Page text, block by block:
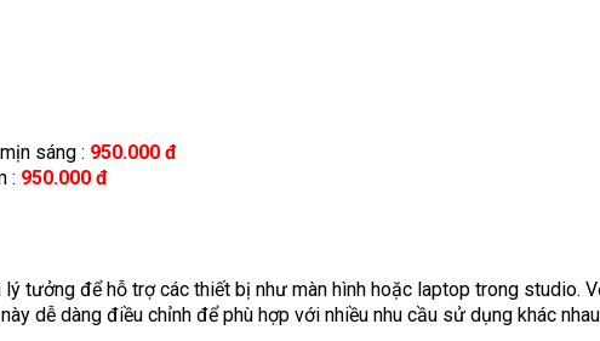
sáng : 950.000 đ
: 950.000 đ
lý tưởng để hỗ trợ các thiết bị như màn hình hoặc laptop trong studio.
dễ dàng điều chỉnh để phù hợp với nhiều nhu cầu sử dụng khác